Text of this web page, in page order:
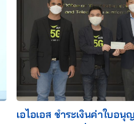
เอไอเอส ชำระเงินค่าใบอ